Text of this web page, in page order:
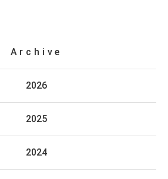
Archive
2026
2025
2024